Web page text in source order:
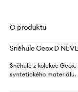
O produktu
Sněhule Geox D
Sněhule z kolekce
syntetického materiálu.